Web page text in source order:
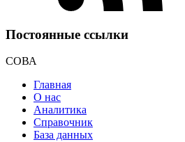
Постоянные ссылки
СОВА
Главная
О нас
Аналитика
Справочник
База данных